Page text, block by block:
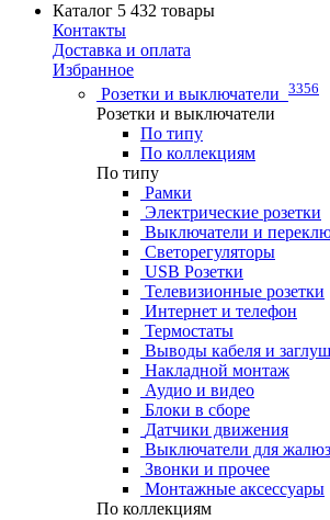
Каталог 5 432 товары
Контакты
Доставка и оплата
Избранное
Розетки и выключатели 3356
Розетки и выключатели
По типу
По коллекциям
По типу
Рамки
Электрические розетки
Выключатели и
Светорегуляторы
USB Розетки
Телевизионные розетки
Интернет и телефон
Термостаты
Выводы кабеля и
Накладной монтаж
Аудио и видео
Блоки в сборе
Датчики движения
Выключатели для
Звонки и прочее
Монтажные аксессуары
По коллекциям